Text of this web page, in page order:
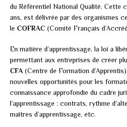
du Référentiel National Qualité. Cette
ans, est délivrée par des organismes
le COFRAC (Comité Français
En matière d’apprentissage, la loi a
permettant aux entreprises de créer
CFA (Centre de Formation
nouvelles opportunités pour les
connaissance approfondie du cadre
l’apprentissage : contrats, rythme
maîtres d’apprentissage, etc.